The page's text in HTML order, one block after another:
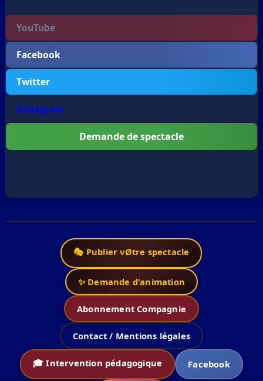
YouTube
Facebook
Twitter
Instagram
Demande de spectacle
🎭 Publier vØtre spectacle
✨ Demande d'animation
Abonnement Compagnie
Contact / Mentions légales
🎓 Intervention pédagogique Facebook